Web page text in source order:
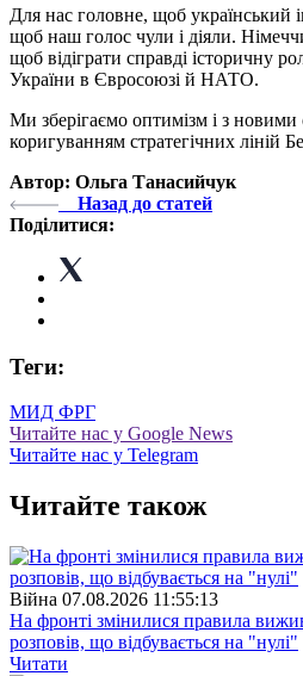
Для нас головне, щоб український
щоб наш голос чули і діяли.
щоб відіграти справді історичну
України в Євросоюзі й НАТО.
Ми зберігаємо оптимізм і з
коригуванням стратегічних ліній
Автор: Ольга Танасийчук
Назад до статей
Поділитися:
Теги:
МИД ФРГ
Читайте нас у Google News
Читайте нас у Telegram
Читайте також
Війна 07.08.2026 11:55:13
На фронті змінилися правила
розповів, що відбувається на "нулі"
Читати